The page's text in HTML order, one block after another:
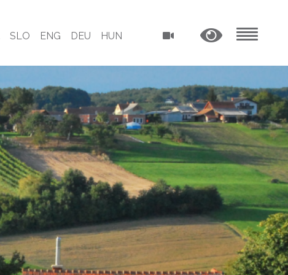
SLO ENG DEU HUN